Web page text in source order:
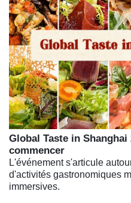
Global Taste in Shanghai
commencer
L'événement s'articule
d'activités gastronomiques
immersives.